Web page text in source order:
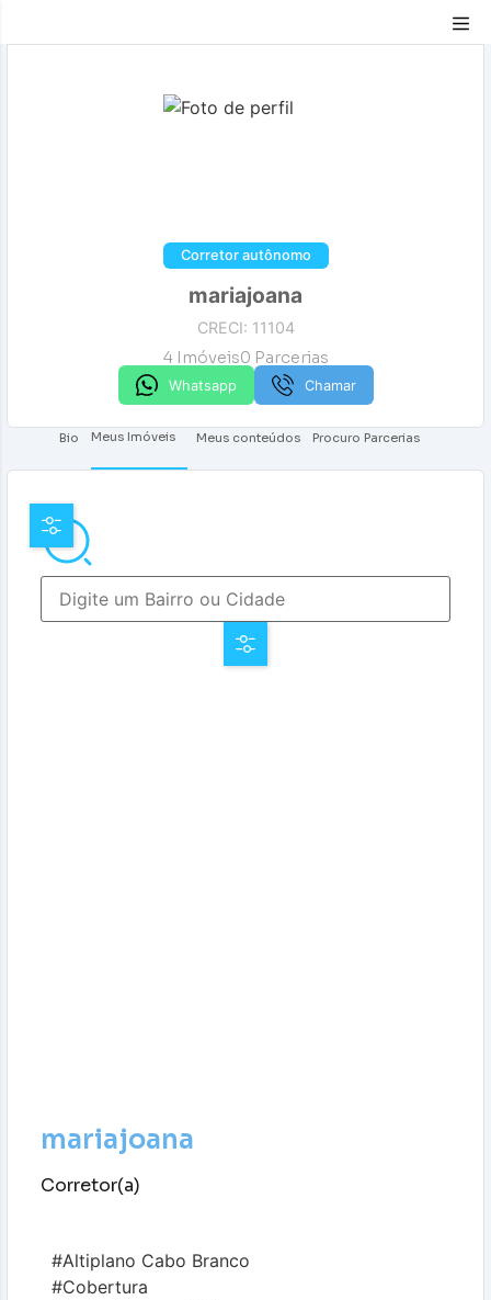
Corretor autônomo
mariajoana
CRECI: 11104
4Imóveis0 Parcerias
Whatsapp Chamar
Bio Meus Imóveis Meus conteúdos Procuro Parcerias
mariajoana
Corretor(a)
#Altiplano Cabo Branco
#Cobertura